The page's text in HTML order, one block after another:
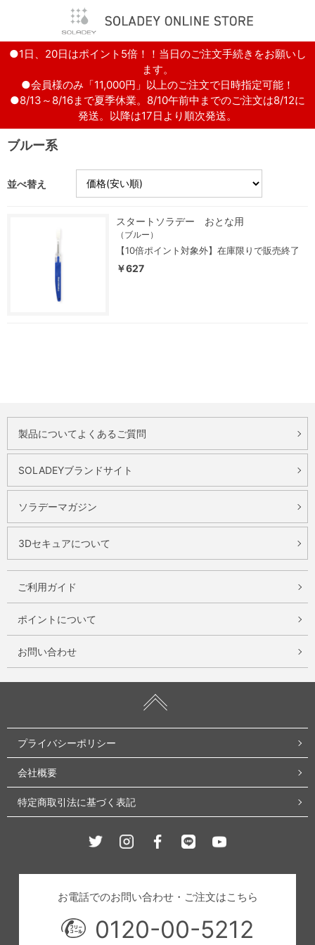
●1日、20日はポイント5倍！！当日のご注文手続きをお願いし
ます。
●会員様のみ「11,000円」以上のご注文で日時指定可能！
●8/13～8/16まで夏季休業。8/10午前中までのご注文は8/12に
発送。以降は17日より順次発送。
ブルー系
並べ替え
スタートソラデー おとな用
（ブルー）
【10倍ポイント対象外】在庫限りで販売終了
￥627
製品についてよくあるご質問
SOLADEYブランドサイト
ソラデーマガジン
3Dセキュアについて
ご利用ガイド
ポイントについて
お問い合わせ
プライバシーポリシー
会社概要
特定商取引法に基づく表記
Twitter InstagramFacebook
Line
お電話でのお問い合わせ・ご注文はこちら
0120-00-5212